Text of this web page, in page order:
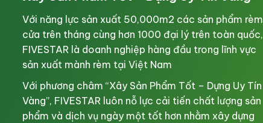
Với năng lực sản xuất 50,000m2 các sản phẩm rèm
cửa trên tháng cùng hơn 1000 đại lý trên toàn quốc,
FIVESTAR là doanh nghiệp hàng đầu trong lĩnh vực
sản xuất mành rèm tại Việt Nam
Với phương châm “Xây Sản Phẩm Tốt – Dựng Uy Tín
Vàng”, FIVESTAR luôn nỗ lực cải tiến chất lượng sản
phẩm và dịch vụ ngày một tốt hơn nhằm xây dựng